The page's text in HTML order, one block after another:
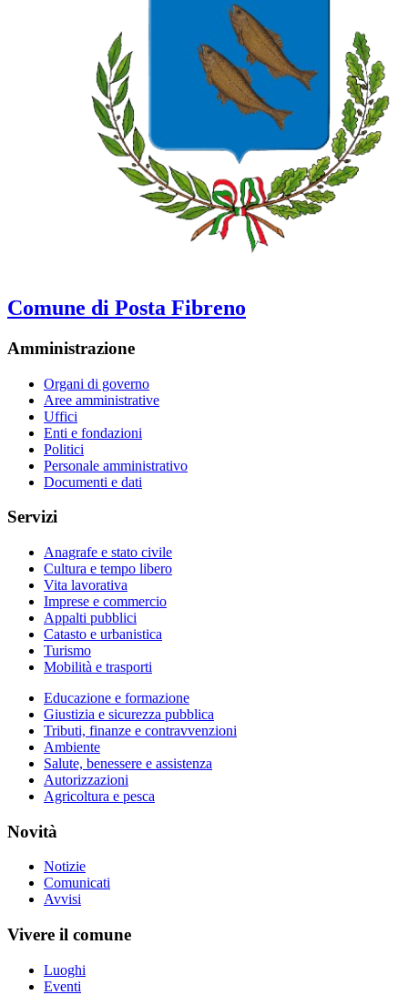
Comune di Posta Fibreno
Amministrazione
Organi di governo
Aree amministrative
Uffici
Enti e fondazioni
Politici
Personale amministrativo
Documenti e dati
Servizi
Anagrafe e stato civile
Cultura e tempo libero
Vita lavorativa
Imprese e commercio
Appalti pubblici
Catasto e urbanistica
Turismo
Mobilità e trasporti
Educazione e formazione
Giustizia e sicurezza pubblica
Tributi, finanze e contravvenzioni
Ambiente
Salute, benessere e assistenza
Autorizzazioni
Agricoltura e pesca
Novità
Notizie
Comunicati
Avvisi
Vivere il comune
Luoghi
Eventi